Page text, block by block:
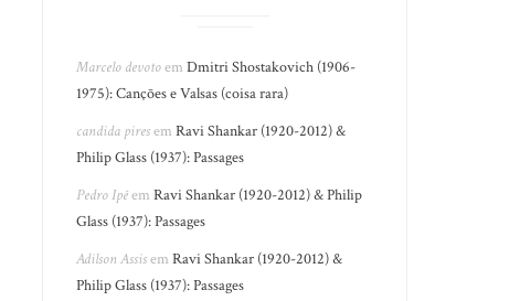
Marcelo devotoemDmitri Shostakovich (1906-
1975): Canções e Valsas (coisa rara)
candida piresemRavi Shankar (1920-2012) &
Philip Glass (1937): Passages
Pedro IpêemRavi Shankar (1920-2012) & Philip
Glass (1937): Passages
Adilson AssisemRavi Shankar (1920-2012) &
Philip Glass (1937): Passages